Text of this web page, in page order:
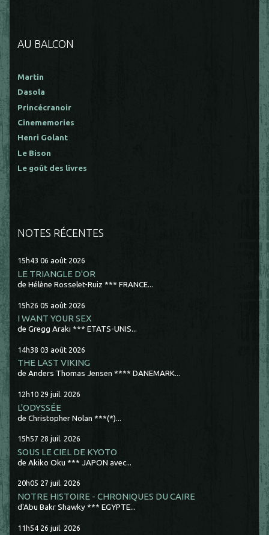
AU BALCON
Martin
Dasola
Princécranoir
Cinememories
Henri Golant
Le Bison
Le goût des livres
NOTES RÉCENTES
15h43 06 août 2026
LE TRIANGLE D'OR
de Hélène Rosselet-Ruiz *** FRANCE...
15h26 05 août 2026
I WANT YOUR SEX
de Gregg Araki *** ETATS-UNIS...
14h38 03 août 2026
THE LAST VIKING
de Anders Thomas Jensen **** DANEMARK...
12h10 29 juil. 2026
L'ODYSSÉE
de Christopher Nolan ***(*)...
15h57 28 juil. 2026
SOUS LE CIEL DE KYOTO
de Akiko Oku *** JAPON avec...
20h05 27 juil. 2026
NOTRE HISTOIRE - CHRONIQUES DU CAIRE
d'Abu Bakr Shawky *** EGYPTE...
11h54 26 juil. 2026